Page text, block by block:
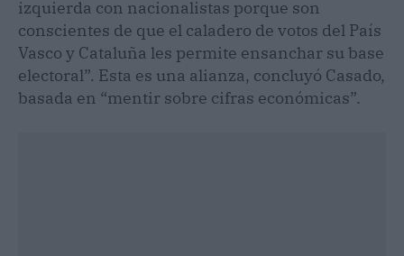
izquierda con nacionalistas porque son
conscientes de que el caladero de votos del País
Vasco y Cataluña les permite ensanchar su base
electoral”. Esta es una alianza, concluyó Casado,
basada en “mentir sobre cifras económicas”.